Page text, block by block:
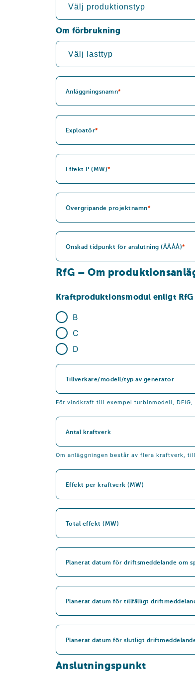
Om förbrukning
Anläggningsnamn
Exploatör
Effekt P (MW)
Övergripande projektnamn
Önskad tidpunkt för anslutning (ÅÅÅÅ)
RfG – Om
Kraftproduktionsmodul enligt
B
C
D
Tillverkare/modell/typ av generator
För vindkraft till exempel turbinmodell,
Antal kraftverk
Om anläggningen består av flera kraftverk,
Effekt per kraftverk (MW)
Total effekt (MW)
Planerat datum för driftsmeddelande om
Planerat datum för tillfälligt
Planerat datum för slutligt
Anslutningspunkt